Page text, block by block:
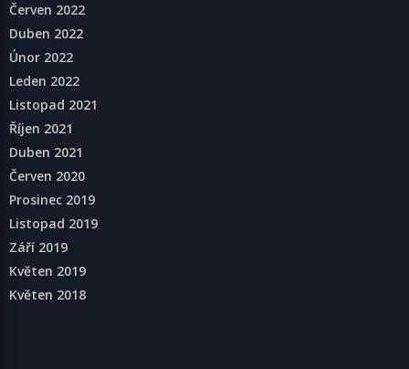
Červen 2022
Duben 2022
Únor 2022
Leden 2022
Listopad 2021
Říjen 2021
Duben 2021
Červen 2020
Prosinec 2019
Listopad 2019
Září 2019
Květen 2019
Květen 2018